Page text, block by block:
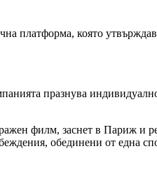
платформа, която
празнува
филм, заснет в Париж и
обединени от една